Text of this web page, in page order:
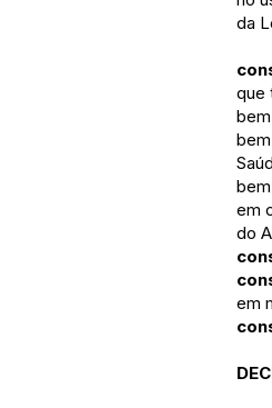
da
que
em
do
em